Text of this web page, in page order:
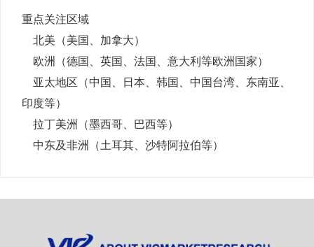
重点关注区域
北美（美国、加拿大）
欧洲（德国、英国、法国、意大利等欧洲国家）
亚太地区（中国、日本、韩国、中国台湾、东南亚、
印度等）
拉丁美洲（墨西哥、巴西等）
中东及非洲（土耳其、沙特阿拉伯等）